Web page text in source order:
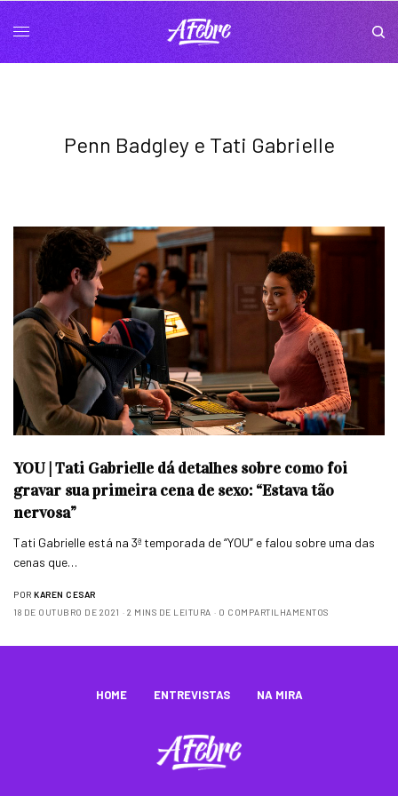
Penn Badgley e Tati Gabrielle
YOU | Tati Gabrielle dá detalhes sobre como foi
gravar sua primeira cena de sexo: “Estava tão
nervosa”
Tati Gabrielle está na 3ª temporada de “YOU” e falou sobre uma das
cenas que…
POR KAREN CESAR
18 DE OUTUBRO DE 2021
2 MINS DE LEITURA 0 COMPARTILHAMENTOS
HOME ENTREVISTAS NA MIRA